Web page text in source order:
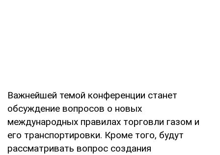
Важнейшей темой конференции станет
обсуждение вопросов о новых
международных правилах торговли газом и
его транспортировки. Кроме того, будут
рассматривать вопрос создания